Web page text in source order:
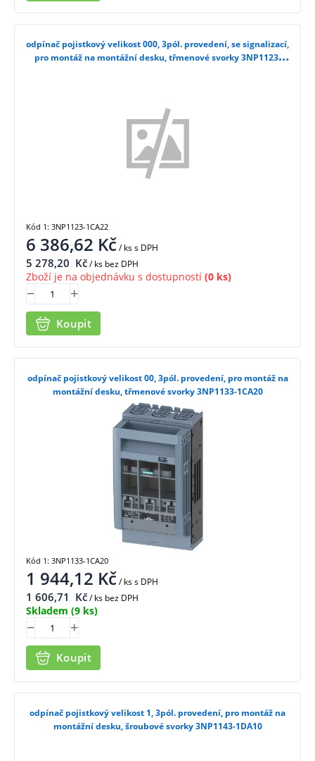
odpínač pojistkový velikost 000, 3pól. provedení, se signalizací,
pro montáž na montážní desku, třmenové svorky 3NP1123-
6 386,62 Kč/ kss DPH
5 278,20 Kč/ ks bez DPH
Zboží je na objednávku s dostupností (0 ks)
Koupit
Kód 1: 3NP1123-1CA22
odpínač pojistkový velikost 00, 3pól. provedení, pro montáž na
montážní desku, třmenové svorky 3NP1133-1CA20
1 944,12 Kč/ kss DPH
1 606,71 Kč/ ks bez DPH
Skladem (9 ks)
Koupit
Kód 1: 3NP1133-1CA20
odpínač pojistkový velikost 1, 3pól. provedení, pro montáž na
montážní desku, šroubové svorky 3NP1143-1DA10